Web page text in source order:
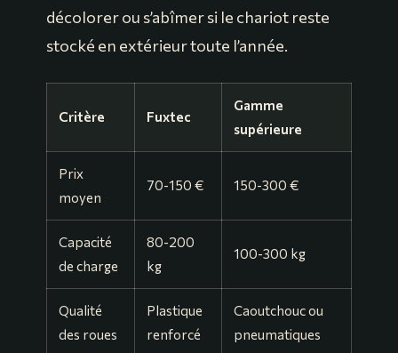
décolorer ou s’abîmer si le chariot reste
stocké en extérieur toute l’année.
Critère Fuxtec
Gamme
supérieure
Prix
moyen
70-150 € 150-300 €
Capacité
de charge
80-200
kg
100-300 kg
Qualité
des roues
Plastique
renforcé
Caoutchouc ou
pneumatiques